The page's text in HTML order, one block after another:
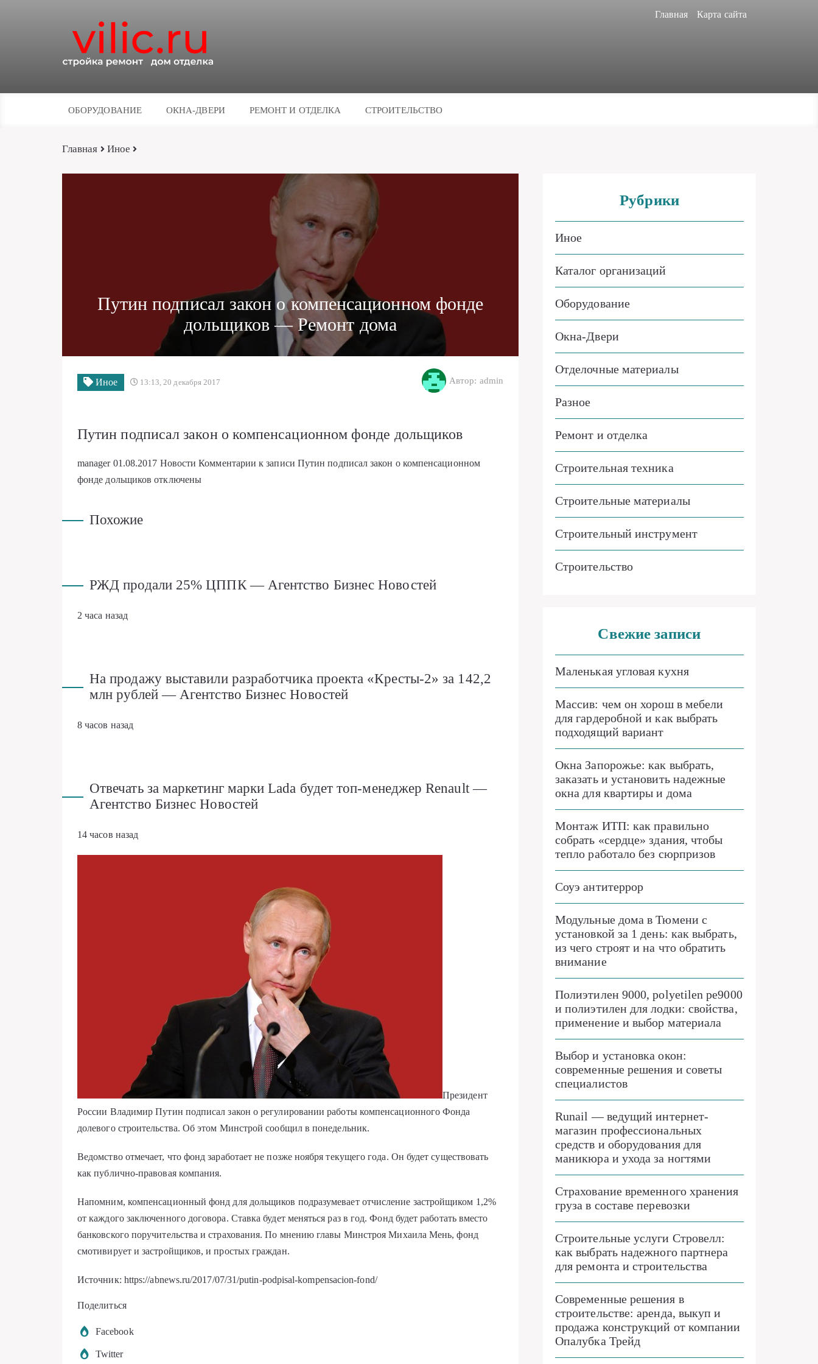
Главная Карта сайта
ОБОРУДОВАНИЕ ОКНА-ДВЕРИ РЕМОНТ И ОТДЕЛКА СТРОИТЕЛЬСТВО
Главная Иное
Путин подписал закон о компенсационном фонде
дольщиков — Ремонт дома
Иное 13:13, 20 декабря 2017 Автор: admin
Путин подписал закон о компенсационном фонде дольщиков
manager 01.08.2017 Новости Комментариик записи Путин подписал закон о компенсационном
фонде дольщиков отключены
Похожие
РЖД продали 25% ЦППК — Агентство Бизнес Новостей
2 часа назад
На продажу выставили разработчика проекта «Кресты-2» за 142,2
млн рублей — Агентство Бизнес Новостей
8 часов назад
Отвечать за маркетинг марки Lada будет топ-менеджер Renault —
Агентство Бизнес Новостей
14 часов назад
Президент
России Владимир Путин подписал закон о регулировании работы компенсационного Фонда
долевого строительства. Об этом Минстрой сообщил в понедельник.
Ведомство отмечает, что фонд заработает не позже ноября текущего года. Он будет существовать
как публично-правовая компания.
Напомним, компенсационный фонд для дольщиков подразумевает отчисление застройщиком 1,2%
от каждого заключенного договора. Ставка будет меняться раз в год. Фонд будет работать вместо
банковского поручительства и страхования. По мнению главы Минстроя Михаила Мень, фонд
смотивирует и застройщиков, и простых граждан.
Источник: https://abnews.ru/2017/07/31/putin-podpisal-kompensacion-fond/
Поделиться
Facebook
Twitter
Рубрики
Иное
Каталог организаций
Оборудование
Окна-Двери
Отделочные материалы
Разное
Ремонт и отделка
Строительная техника
Строительные материалы
Строительный инструмент
Строительство
Свежие записи
Маленькая угловая кухня
Массив: чем он хорош в мебели
для гардеробной и как выбрать
подходящий вариант
Окна Запорожье: как выбрать,
заказать и установить надежные
окна для квартиры и дома
Монтаж ИТП: как правильно
собрать «сердце» здания, чтобы
тепло работало без сюрпризов
Соуэ антитеррор
Модульные дома в Тюмени с
установкой за 1 день: как выбрать,
из чего строят и на что обратить
внимание
Полиэтилен 9000, polyetilen pe9000
и полиэтилен для лодки: свойства,
применение и выбор материала
Выбор и установка окон:
современные решения и советы
специалистов
Runail — ведущий интернет-
магазин профессиональных
средств и оборудования для
маникюра и ухода за ногтями
Страхование временного хранения
груза в составе перевозки
Строительные услуги Стровелл:
как выбрать надежного партнера
для ремонта и строительства
Современные решения в
строительстве: аренда, выкуп и
продажа конструкций от компании
Опалубка Трейд